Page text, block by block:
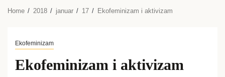
Home 2018 januar 17 Ekofeminizam i aktivizam
Ekofeminizam
Ekofeminizam i aktivizam